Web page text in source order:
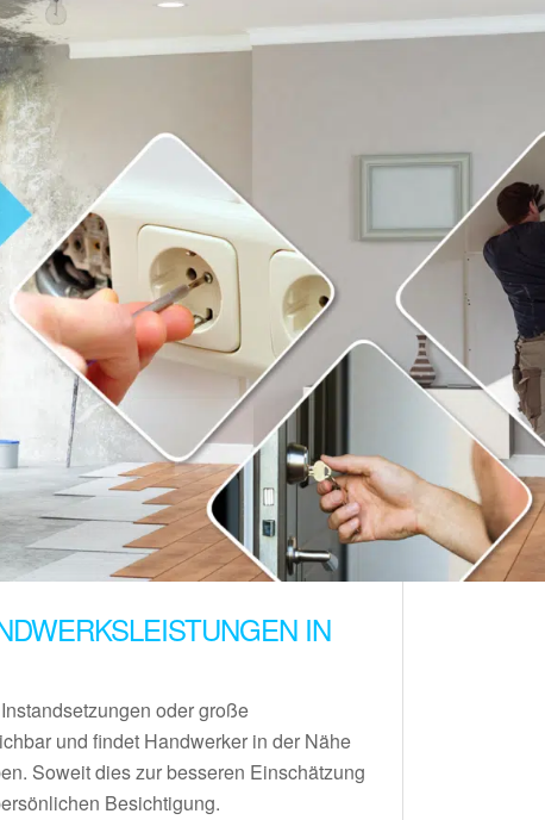
IN
oder große
und findet Handwerker in der Nähe
Soweit dies zur besseren Einschätzung
Besichtigung.